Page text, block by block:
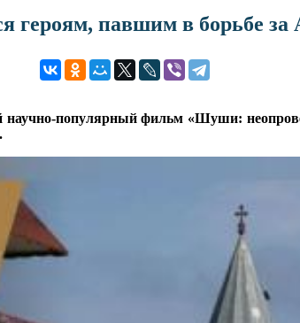
павшим в борьбе за
популярный фильм «Шуши: